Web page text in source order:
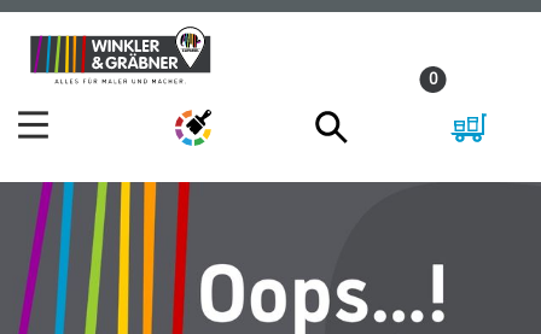
Zum
Inhalt
Zum
Navigationsmenü
0